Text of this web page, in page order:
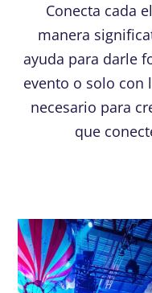
Conecta cada
manera
ayuda para darle
evento o solo con
necesario para
que